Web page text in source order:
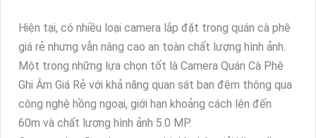
Hiện tại, có nhiều loại camera lắp đặt trong quán cà phê
giá rẻ nhưng vẫn nâng cao an toàn chất lượng hình ảnh.
Một trong những lựa chọn tốt là Camera Quán Cà Phê
Ghi Âm Giá Rẻ với khả năng quan sát ban đêm thông qua
công nghệ hồng ngoại, giới hạn khoảng cách lên đến
60m và chất lượng hình ảnh 5.0 MP.